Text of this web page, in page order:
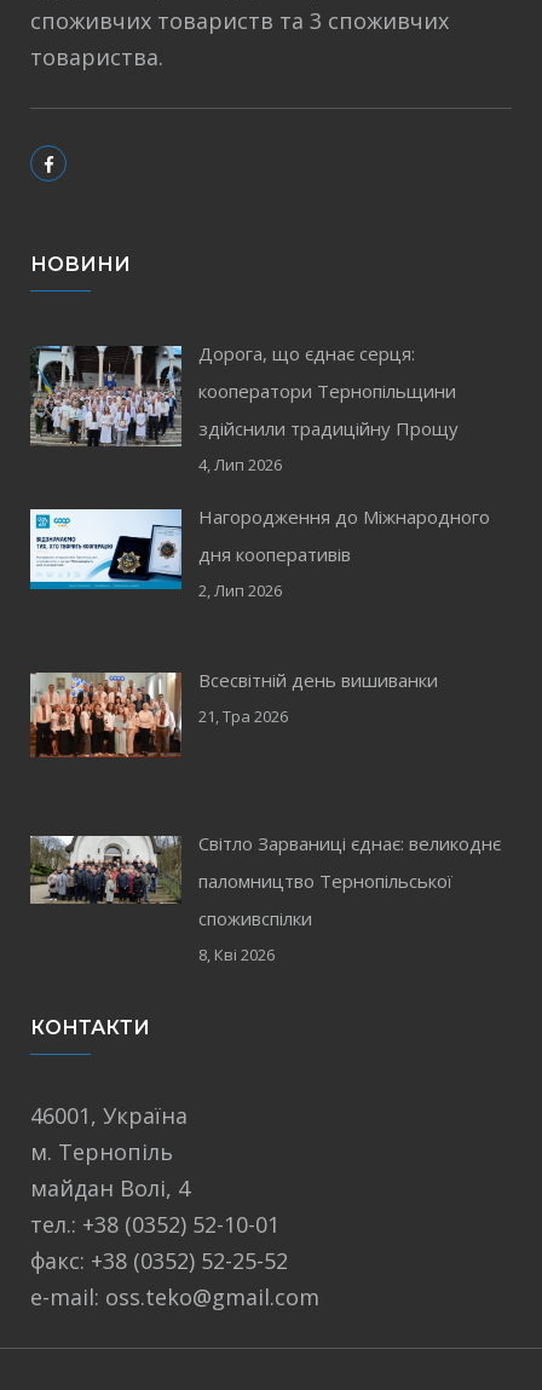
споживчих товариств та 3 споживчих
товариства.
НОВИНИ
Дорога, що єднає серця:
кооператори Тернопільщини
здійснили традиційну Прощу
4, Лип 2026
Нагородження до Міжнародного
дня кооперативів
2, Лип 2026
Всесвітній день вишиванки
21, Тра 2026
Світло Зарваниці єднає: великоднє
паломництво Тернопільської
споживспілки
8, Кві 2026
КОНТАКТИ
46001, Україна
м. Тернопіль
майдан Волі, 4
тел.: +38 (0352) 52-10-01
факс: +38 (0352) 52-25-52
e-mail: oss.teko@gmail.com